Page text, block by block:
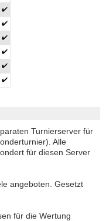
Turnierserver für
Alle
für diesen Server
angeboten. Gesetzt
für die Wertung